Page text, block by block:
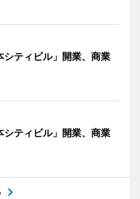
シティビル」開業、商業
シティビル」開業、商業